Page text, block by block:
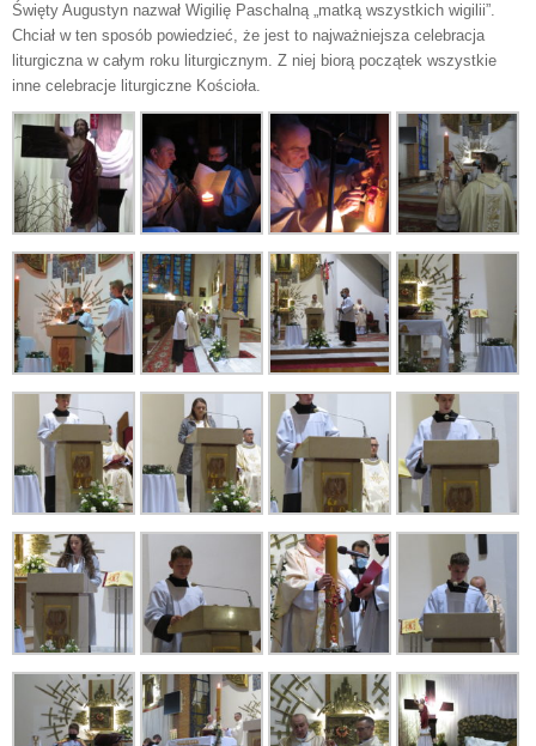
Święty Augu­styn nazwał Wigilię Paschalną „matką wszystkich wigilii”.
Chciał w ten sposób powiedzieć, że jest to najważniej­sza celebracja
liturgiczna w całym roku liturgicznym. Z niej biorą początek wszystkie
inne celebracje liturgiczne Kościoła.